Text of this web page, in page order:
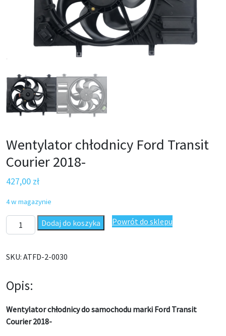
Wentylator chłodnicy Ford Transit
Courier 2018-
427,00 zł
4 w magazynie
ilość Wentylator chłodnicy Ford Transit Courier 2018-
Dodaj do koszyka Powrót do sklepu
SKU: ATFD-2-0030
Opis:
Wentylator chłodnicy do samochodu marki Ford Transit
Courier 2018-